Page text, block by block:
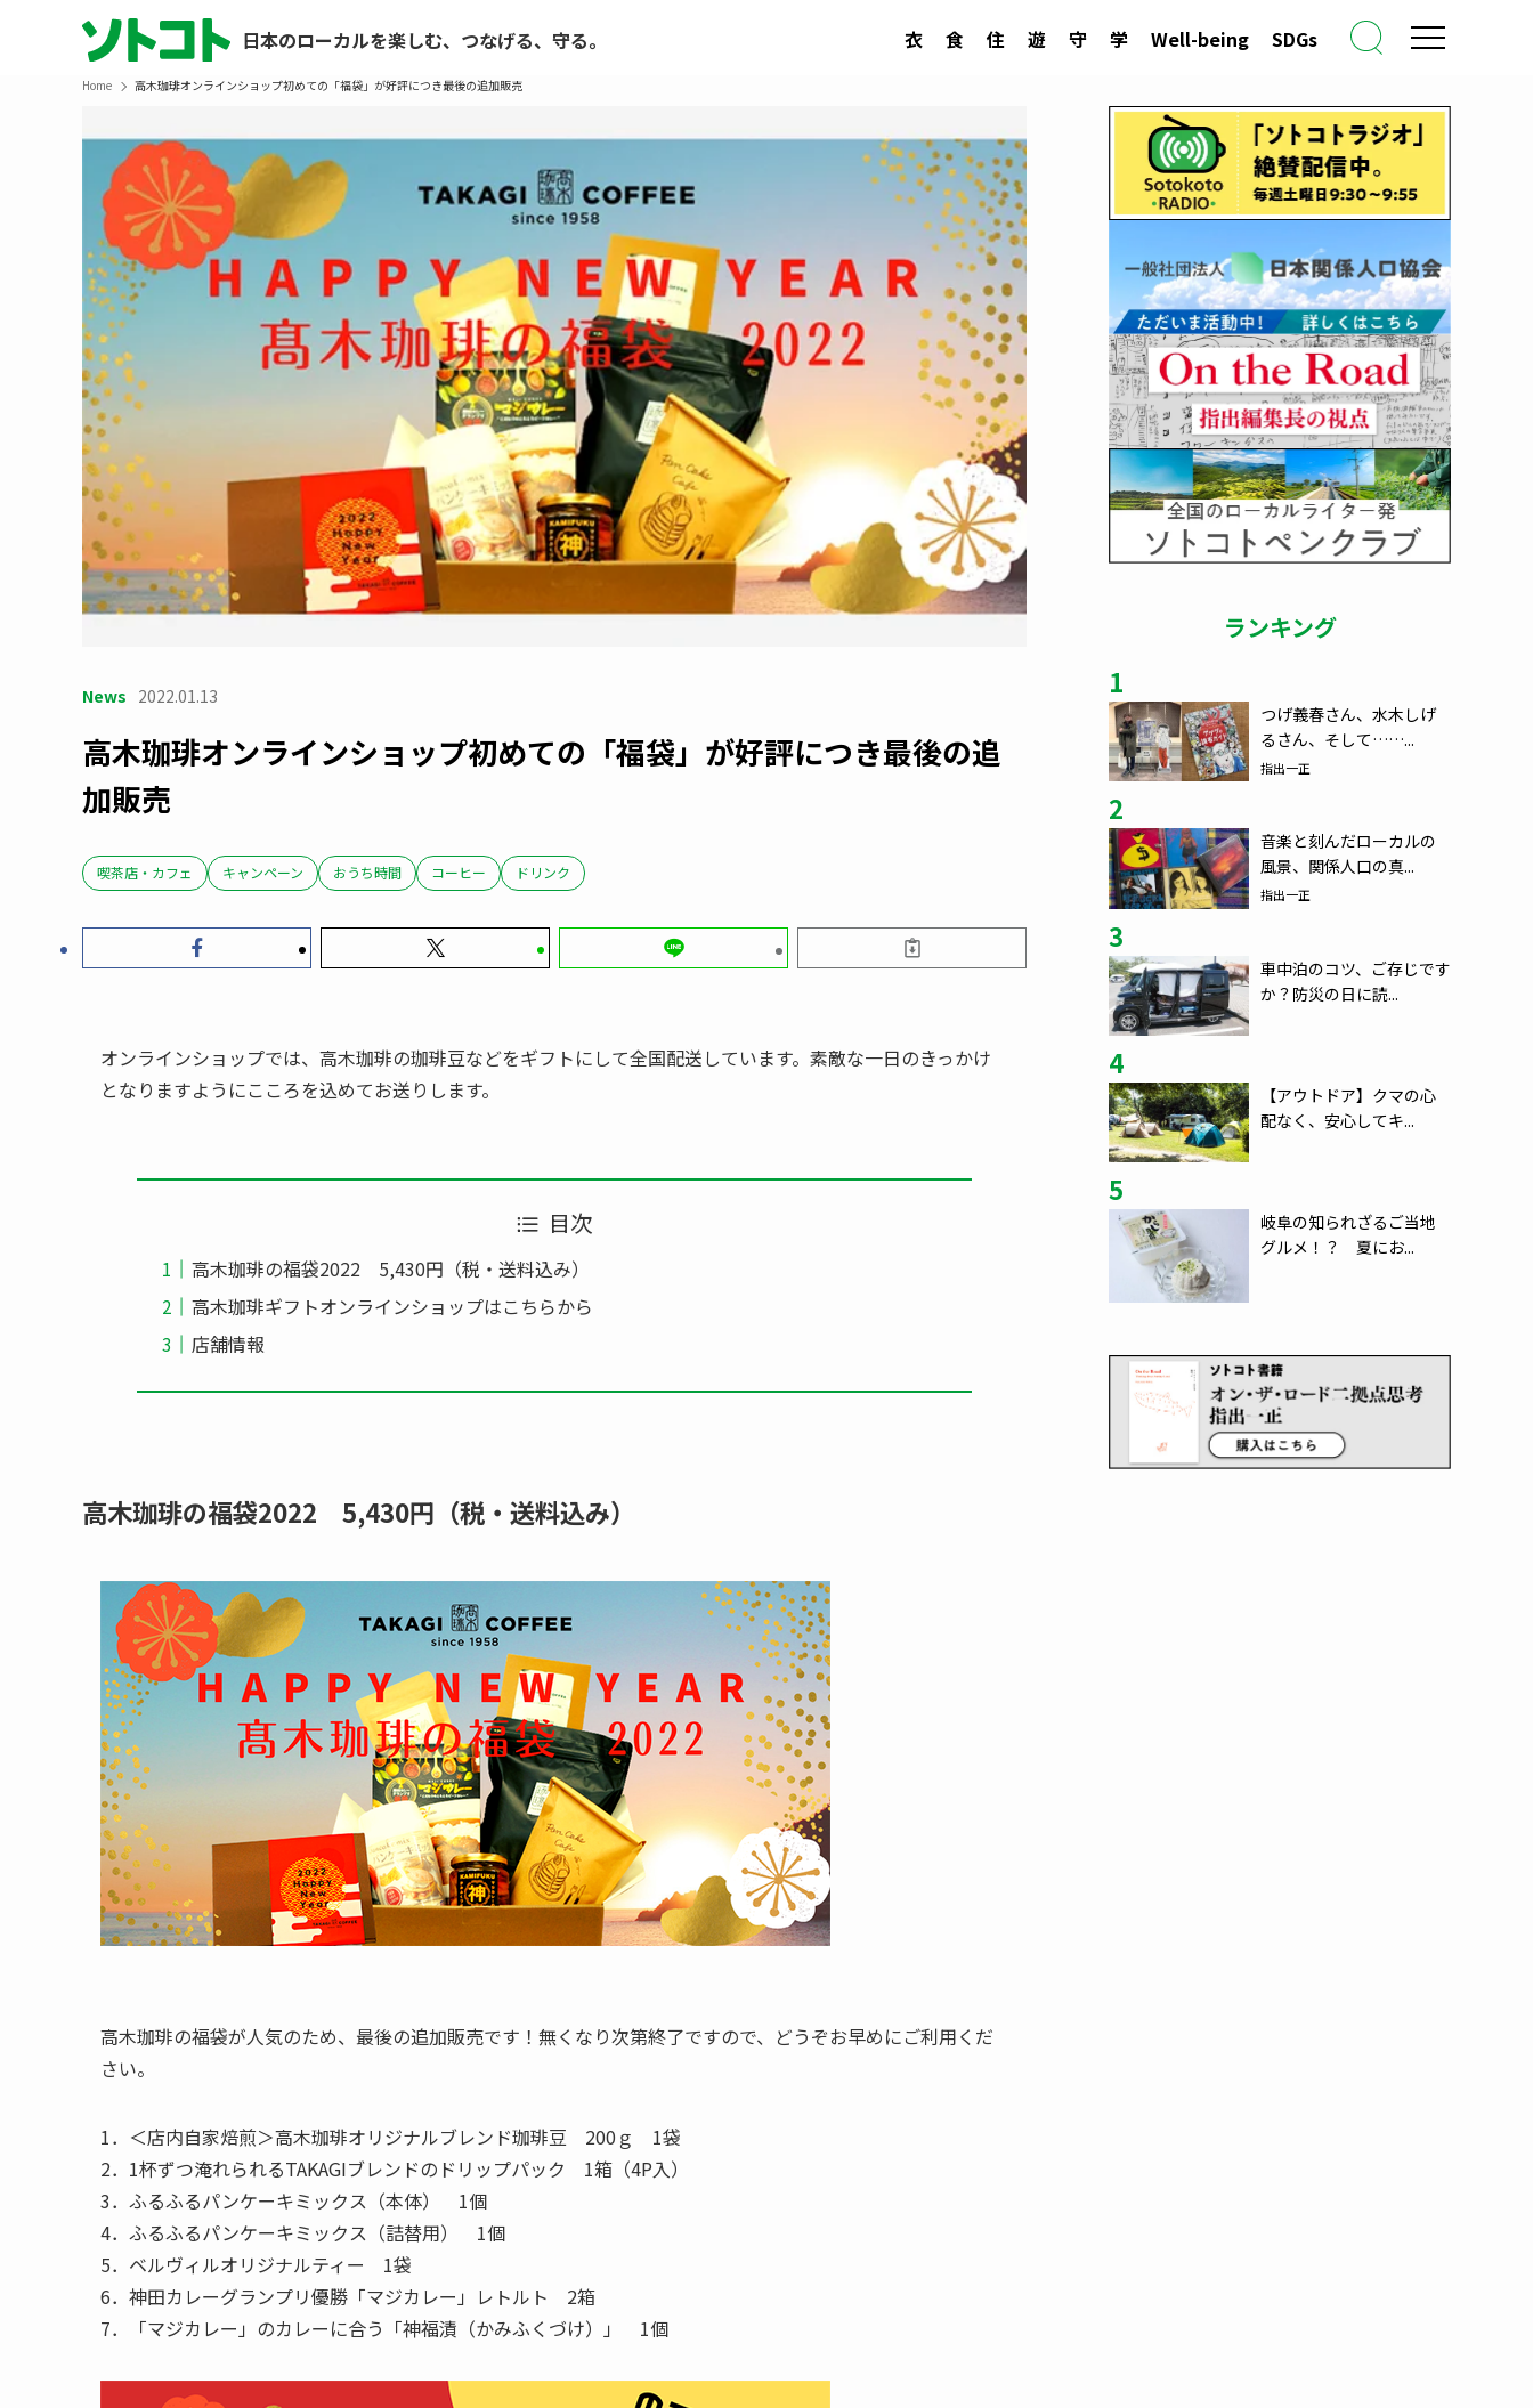
日本のローカルを楽しむ、つなげる、守る。 衣 食 住 遊 守 学 Well-being SDGs
Home 高木珈琲オンラインショップ初めての「福袋」が好評につき最後の追加販売
News 2022.01.13
高木珈琲オンラインショップ初めての「福袋」が好評につき最後の追
加販売
喫茶店・カフェ キャンペーン おうち時間 コーヒー ドリンク
オンラインショップでは、高木珈琲の珈琲豆などをギフトにして全国配送しています。素敵な一日のきっかけ
となりますようにこころを込めてお送りします。
目次
高木珈琲の福袋2022 5,430円（税・送料込み）
高木珈琲ギフトオンラインショップはこちらから
店舗情報
高木珈琲の福袋2022 5,430円（税・送料込み）
高木珈琲の福袋が人気のため、最後の追加販売です！無くなり次第終了ですので、どうぞお早めにご利用くだ
さい。
1．＜店内自家焙煎＞高木珈琲オリジナルブレンド珈琲豆 200ｇ 1袋
2．1杯ずつ淹れられるTAKAGIブレンドのドリップパック 1箱（4P入）
3．ふるふるパンケーキミックス（本体） 1個
4．ふるふるパンケーキミックス（詰替用） 1個
5．ベルヴィルオリジナルティー 1袋
6．神田カレーグランプリ優勝「マジカレー」レトルト 2箱
7．「マジカレー」のカレーに合う「神福漬（かみふくづけ）」 1個
ランキング
1
つげ義春さん、水木しげ
るさん、そして……...
指出一正
2
音楽と刻んだローカルの
風景、関係人口の真...
指出一正
3
車中泊のコツ、ご存じです
か？防災の日に読...
4
【アウトドア】クマの心
配なく、安心してキ...
5
岐阜の知られざるご当地
グルメ！？ 夏にお...